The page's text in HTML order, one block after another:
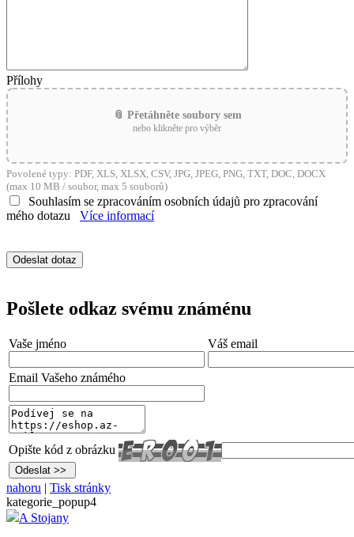
Přílohy
📎 Přetáhněte soubory sem
nebo klikněte pro výběr
Povolené typy: PDF, XLS, XLSX, CSV, JPG, JPEG, PNG, TXT, DOC, DOCX
(max 10 MB / soubor, max 5 souborů)
Souhlasím se zpracováním osobních údajů pro zpracování
mého dotazu
Více informací
Pošlete odkaz svému známénu
Vaše jméno Váš email
Email Vašeho známého
Opište kód z obrázku
nahoru | Tisk stránky
kategorie_popup4
A Stojany